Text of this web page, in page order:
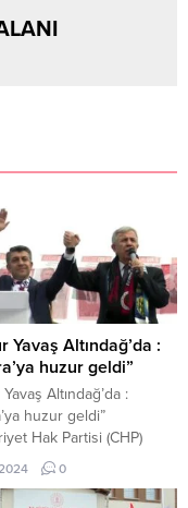
Yavaş Altındağ’da :
huzur geldi”
Altındağ’da :
huzur geldi”
Hak Partisi (CHP)
Belediye
Mansur Yavaş, “Az
“Ankara’ya eşit hizmet
0